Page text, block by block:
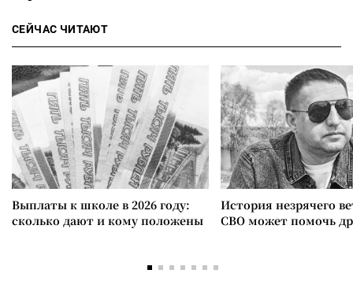
СЕЙЧАС ЧИТАЮТ
Выплаты к школе в 2026 году:
сколько дают и кому положены
История незрячего
СВО может помочь